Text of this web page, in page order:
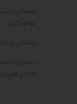
برندسازی
خواهم کرد).
برندسازی از
برندسازی
کارکنانی قوی